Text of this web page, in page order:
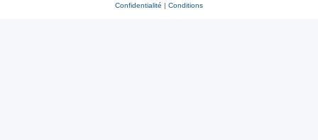
Confidentialité | Conditions